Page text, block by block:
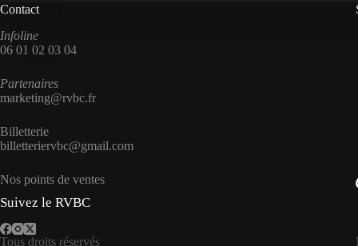
Contact
Infoline
06 01 02 03 04
Partenaires
marketing@rvbc.fr
Billetterie
billetteriervbc@gmail.com
Nos points de ventes
Suivez le RVBC
Tous droits réservés